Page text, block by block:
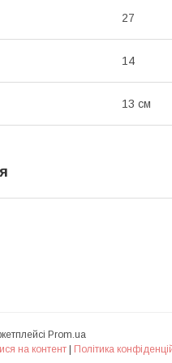
27
14
13 см
Prom.ua
на контент | Політика